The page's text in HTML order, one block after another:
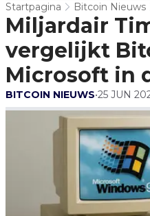
Startpagina Bitcoin Nieuws
Miljardair
vergelijkt
Microsoft in
BITCOIN NIEUWS•25 JUN